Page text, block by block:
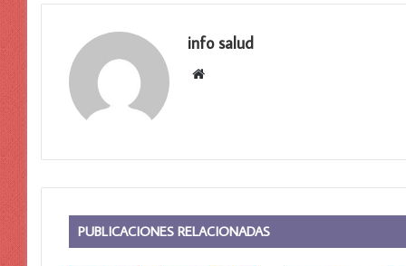
info salud
Sitio
PUBLICACIONES RELACIONADAS